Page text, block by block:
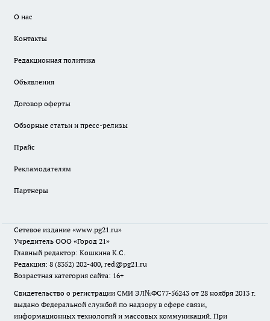
О нас
Контакты
Редакционная политика
Объявления
Договор оферты
Обзорные статьи и пресс-релизы
Прайс
Рекламодателям
Партнеры
Сетевое издание «www.pg21.ru»
Учредитель ООО «Город 21»
Главный редактор: Кошкина К.С.
Редакция: 8 (8352) 202-400, red@pg21.ru
Возрастная категория сайта: 16+
Свидетельство о регистрации СМИ ЭЛ№ФС77-56243 от 28 ноября 2013 г.
выдано Федеральной службой по надзору в сфере связи,
информационных технологий и массовых коммуникаций. При